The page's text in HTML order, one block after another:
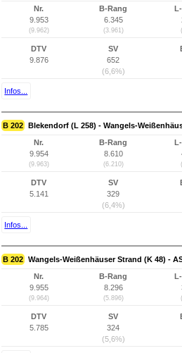
Nr.
9.953
(9.962)
B-Rang
6.345
(3.961)
DTV
9.876
SV
652
(6,6%)
Infos...
B 202 Blekendorf (L 258) - Wangels-
Nr.
9.954
(9.963)
B-Rang
8.610
(6.210)
DTV
5.141
SV
329
(6,4%)
Infos...
B 202 Wangels-Weißenhäuser Strand (K 48) -
Nr.
9.955
(9.964)
B-Rang
8.296
(5.896)
DTV
5.785
SV
324
(5,6%)